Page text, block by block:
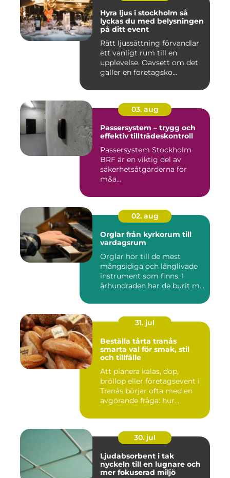
Hyra ljus i stockholm så
lyckas du med belysningen
på ditt event
Rätt ljussättning förvandlar
ett vanligt rum till en
upplevelse. Oavsett om det
gäller en företagsko...
03. aug
Passersystem – trygg och
effektiv tillträdeskontroll
Passersystem Stockholm
BRF är en viktig del av
säkerhetsåtgärderna för
m&a...
02. aug
Orglar från kyrkorum till
vardagsrum
Orglar hör till de mest
mångsidiga och långlivade
instrument som finns. I
århundraden har de burit m...
31. jul
Beställa tårta tranås
smarta val för smak, stil
och tillfälle
Att planera kalas, dop,
bröllop eller företagsevent i
Tranås börjar ofta med en
avgörande fråga: hur...
30. jul
Ljudabsorbent i tak
nyckeln till en lugnare och
mer fokuserad miljö